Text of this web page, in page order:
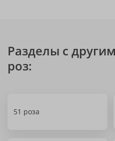
Разделы с
роз:
51 роза